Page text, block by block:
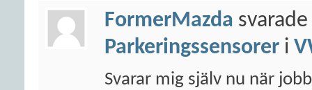
FormerMazda
Parkeringssensorer i
Svarar mig själv nu när